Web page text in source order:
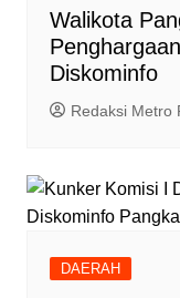
Walikota
Diskominfo
Redaksi Metro
DAERAH